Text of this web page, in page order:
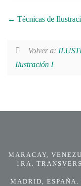
Técnicas de
Volver a:
Ilustración I
MARACAY,
1RA.
MADRID, ESPAÑA.